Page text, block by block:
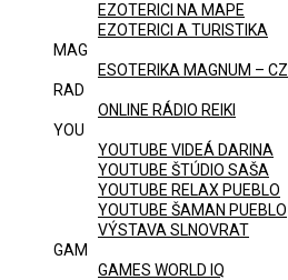
EZOTERICI NA MAPE
EZOTERICI A TURISTIKA
MAG
ESOTERIKA MAGNUM – CZ
RAD
ONLINE RÁDIO REIKI
YOU
YOUTUBE VIDEÁ DARINA
YOUTUBE ŠTÚDIO SAŠA
YOUTUBE RELAX PUEBLO
YOUTUBE ŠAMAN PUEBLO
VÝSTAVA SLNOVRAT
GAM
GAMES WORLD IQ